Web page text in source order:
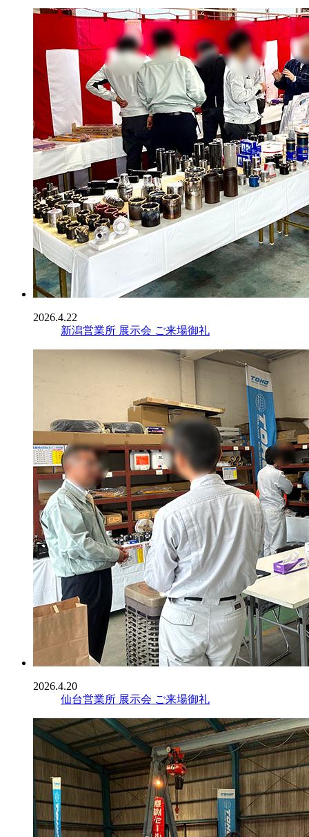
2026.4.22
新潟営業所 展示会 ご来場御礼
2026.4.20
仙台営業所 展示会 ご来場御礼